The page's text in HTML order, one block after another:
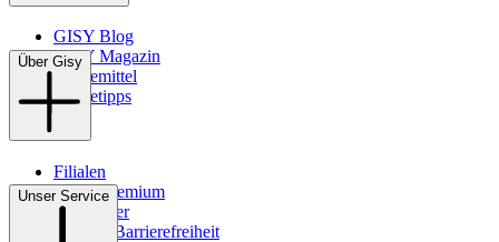
GISY Blog
GISY Magazin
Pflegemittel
Pflegetipps
Über Gisy
Filialen
WMS-Premium
Newsletter
Digitale Barrierefreiheit
Unser Service